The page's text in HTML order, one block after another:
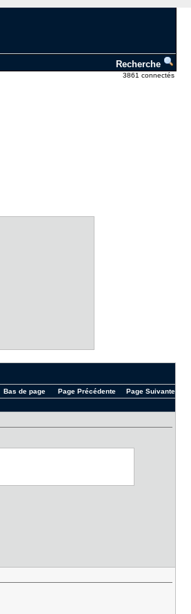
Recherche
3861 connectés
Page Suivante
Page Précédente
Bas de page